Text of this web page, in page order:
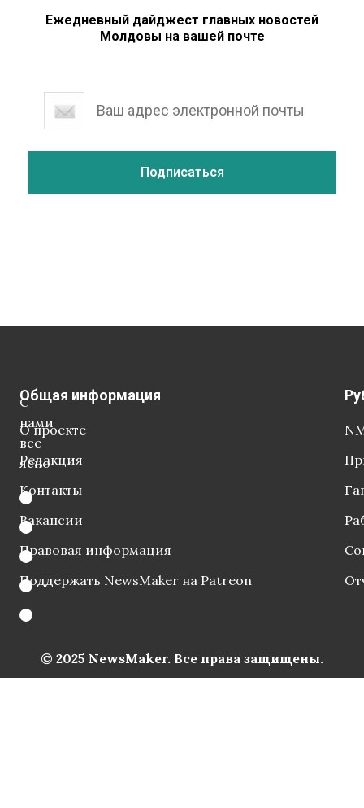
Ежедневный дайджест главных новостей
Молдовы на вашей почте
С
нами
все
ясно
Общая информация
О проекте
Редакция
Контакты
Вакансии
Правовая информация
Поддержать NewsMaker на Patreon
© 2025 NewsMaker. Все права защищены.